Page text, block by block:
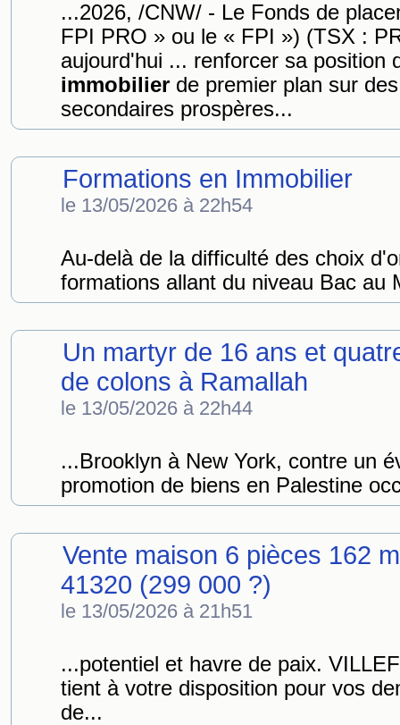
...2026, /CNW/ - Le Fonds de
FPI PRO » ou le « FPI ») (TSX :
aujourd'hui ... renforcer sa position
immobilier de premier plan sur
secondaires prospères...
Formations en Immobilier
le 13/05/2026 à 22h54
Au-delà de la difficulté des choix
formations allant du niveau Bac au
Un martyr de 16 ans et
de colons à Ramallah
le 13/05/2026 à 22h44
...Brooklyn à New York, contre un
promotion de biens en Palestine
Vente maison 6 pièces 162
41320 (299 000 ?)
le 13/05/2026 à 21h51
...potentiel et havre de paix.
tient à votre disposition pour vos
de...